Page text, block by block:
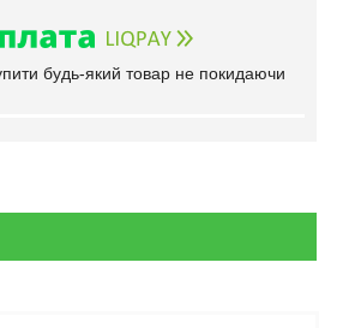
будь-який товар не покидаючи